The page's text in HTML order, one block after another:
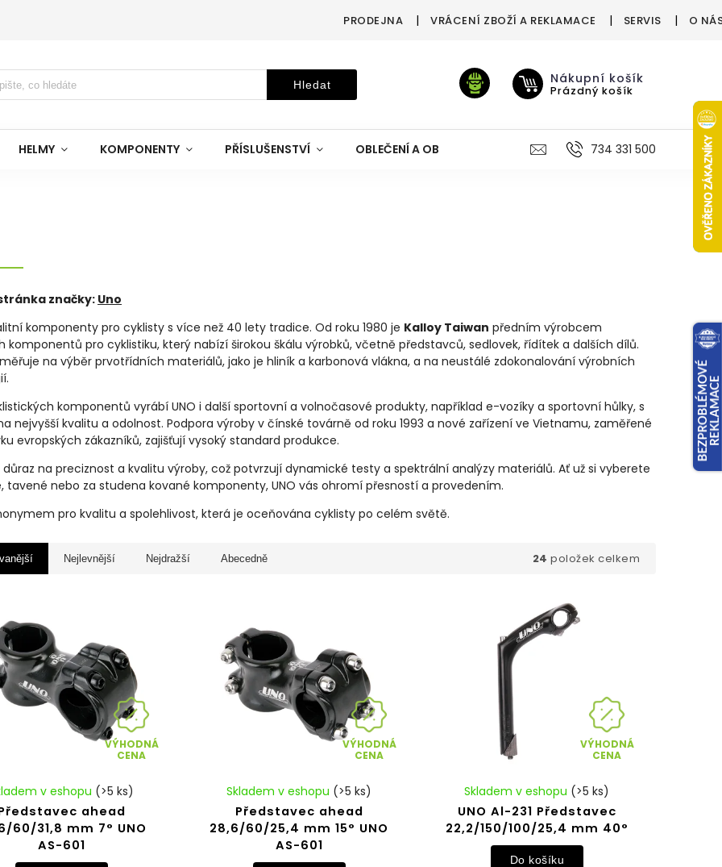
PRODEJNA VRÁCENÍ ZBOŽÍ A REKLAMACE SERVIS O
Hledat Nákupní košík
Prázdný košík
HELMY KOMPONENTY PŘÍSLUŠENSTVÍ OBLEČENÍ A OBUV VÝŽIVA VÝPRODEJ %
734 331 500
značky:Uno
komponenty pro cyklisty s více než 40 lety tradice. Od roku 1980 je Kalloy Taiwan předním výrobcem
komponentů pro cyklistiku, který nabízí širokou škálu výrobků, včetně představců, sedlovek, řídítek a dalších dílů.
na výběr prvotřídních materiálů, jako je hliník a karbonová vlákna, a na neustálé zdokonalování výrobních
komponentů vyrábí UNO i další sportovní a volnočasové produkty, například e-vozíky a sportovní hůlky, s
nejvyšší kvalitu a odolnost. Podpora výroby v čínské továrně od roku 1993 a nové zařízení ve Vietnamu, zaměřené
evropských zákazníků, zajišťují vysoký standard produkce.
důraz na preciznost a kvalitu výroby, což potvrzují dynamické testy a spektrální analýzy materiálů. Ať už si vyberete
tavené nebo za studena kované komponenty, UNO vás ohromí přesností a provedením.
pro kvalitu a spolehlivost, která je oceňována cyklisty po celém světě.
Nejlevnější Nejdražší Abecedně 24 položek celkem
VÝHODNÁ
CENA
ahead
60/31,8 mm 7° UNO
AS-601
v eshopu (>5 ks)
VÝHODNÁ
CENA
Představec ahead
28,6/60/25,4 mm 15° UNO
AS-601
Skladem v eshopu (>5 ks)
VÝHODNÁ
CENA
UNO Al-231 Představec
22,2/150/100/25,4 mm 40°
Skladem v eshopu (>5 ks)
Do košíku